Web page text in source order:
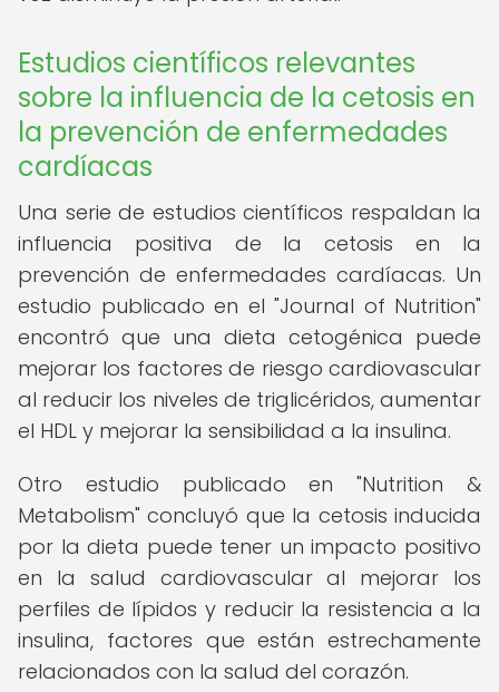
Estudios científicos relevantes
sobre la influencia de la cetosis en
la prevención de enfermedades
cardíacas
Una serie de estudios científicos respaldan la
influencia positiva de la cetosis en la
prevención de enfermedades cardíacas. Un
estudio publicado en el "Journal of Nutrition"
encontró que una dieta cetogénica puede
mejorar los factores de riesgo cardiovascular
al reducir los niveles de triglicéridos, aumentar
el HDL y mejorar la sensibilidad a la insulina.
Otro estudio publicado en "Nutrition &
Metabolism" concluyó que la cetosis inducida
por la dieta puede tener un impacto positivo
en la salud cardiovascular al mejorar los
perfiles de lípidos y reducir la resistencia a la
insulina, factores que están estrechamente
relacionados con la salud del corazón.